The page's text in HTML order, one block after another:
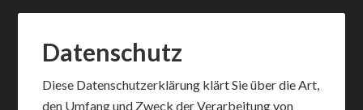
Datenschutz
Diese Datenschutzerklärung klärt Sie über die Art,
den Umfang und Zweck der Verarbeitung von